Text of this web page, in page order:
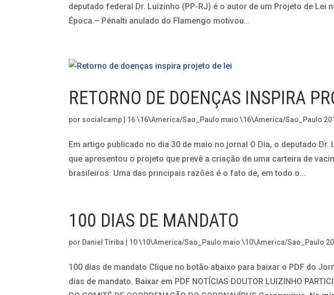
deputado federal Dr. Luizinho (PP-RJ) é o autor de um Projeto de Lei
Época – Pênalti anulado do Flamengo motivou...
RETORNO DE DOENÇAS INSPIRA
por socialcamp 16 \16\America/Sao_Paulo maio \16\America/Sao_Paulo
Em artigo publicado no dia 30 de maio no jornal O Dia, o deputado
que apresentou o projeto que prevê a criação de uma carteira de
brasileiros. Uma das principais razões é o fato de, em todo o...
100 DIAS DE MANDATO
por Daniel Tiriba 10 \10\America/Sao_Paulo maio \10\America/Sao_Paulo
100 dias de mandato Clique no botão abaixo para baixar o PDF do
dias de mandato. Baixar em PDF NOTÍCIAS DOUTOR LUIZINHO